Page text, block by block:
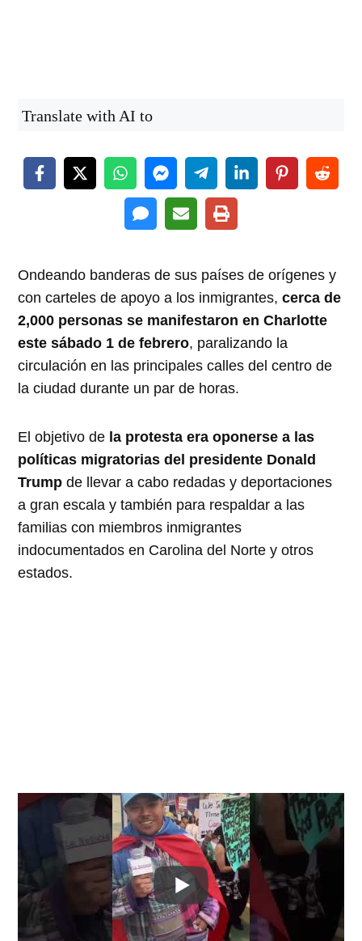
Translate with AI to
Ondeando banderas de sus países de orígenes y
con carteles de apoyo a los inmigrantes,cerca de
2,000 personas se manifestaron en Charlotte
este sábado 1 de febrero, paralizando la
circulación en las principales calles del centro de
la ciudad durante un par de horas.
El objetivo de la protesta era oponerse a las
políticas migratorias del presidente Donald
Trump de llevar a cabo redadas y deportaciones
a gran escala y también para respaldar a las
familias con miembros inmigrantes
indocumentados en Carolina del Norte y otros
estados.